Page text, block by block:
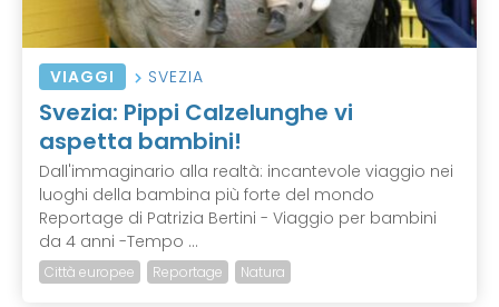
VIAGGI SVEZIA
Svezia: Pippi Calzelunghe vi
aspetta bambini!
Dall'immaginario alla realtà: incantevole viaggio nei
luoghi della bambina più forte del mondo
Reportage di Patrizia Bertini - Viaggio per bambini
da 4 anni -Tempo ...
Città europee Reportage Natura